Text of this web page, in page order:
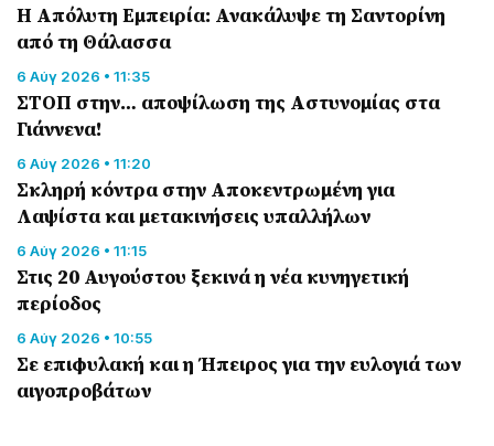
Η Απόλυτη Εμπειρία: Ανακάλυψε τη Σαντορίνη
από τη Θάλασσα
6 Αύγ 2026 • 11:35
ΣΤΟΠ στην… αποψίλωση της Αστυνομίας στα
Γιάννενα!
6 Αύγ 2026 • 11:20
Σκληρή κόντρα στην Αποκεντρωμένη για
Λαψίστα και μετακινήσεις υπαλλήλων
6 Αύγ 2026 • 11:15
Στις 20 Αυγούστου ξεκινά η νέα κυνηγετική
περίοδος
6 Αύγ 2026 • 10:55
Σε επιφυλακή και η Ήπειρος για την ευλογιά των
αιγοπροβάτων